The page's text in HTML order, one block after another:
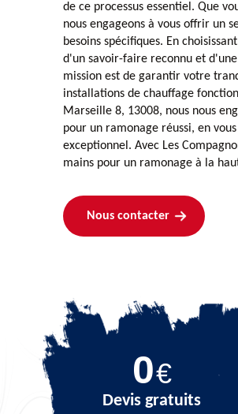
de ce processus essentiel. Que
nous engageons à vous offrir un
besoins spécifiques. En
d'un savoir-faire reconnu et
mission est de garantir votre
installations de chauffage
Marseille 8, 13008, nous nous
pour un ramonage réussi, en
exceptionnel. Avec Les
mains pour un ramonage à la
Nous contacter
0€
Devis gratuits